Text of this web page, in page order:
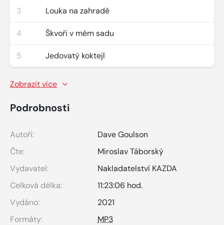
3 Louka na zahradě
4 Škvoři v mém sadu
5 Jedovatý koktejl
Zobrazit více
Podrobnosti
Autoři:
Dave Goulson
Čte:
Miroslav Táborský
Vydavatel:
Nakladatelství KAZDA
Celková délka:
11:23:06 hod.
Vydáno:
2021
Formáty:
MP3